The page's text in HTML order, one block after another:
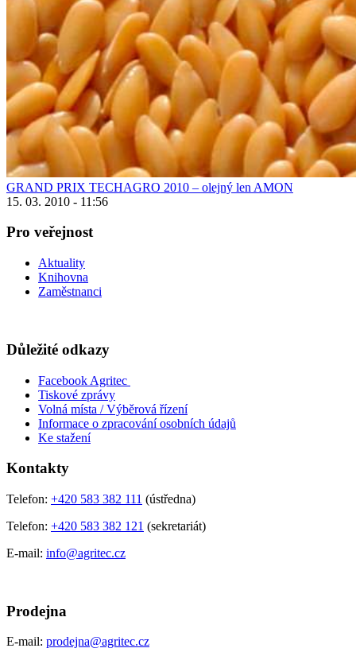
GRAND PRIX TECHAGRO 2010 – olejný len AMON
15. 03. 2010 - 11:56
Pro veřejnost
Aktuality
Knihovna
Zaměstnanci
Důležité odkazy
Facebook Agritec
Tiskové zprávy
Volná místa / Výběrová řízení
Informace o zpracování osobních údajů
Ke stažení
Kontakty
Telefon: +420 583 382 111 (ústředna)
Telefon: +420 583 382 121 (sekretariát)
E-mail: info@agritec.cz
Prodejna
E-mail: prodejna@agritec.cz